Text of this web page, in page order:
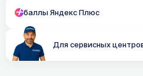
баллы Яндекс Плюс
Для сервисных